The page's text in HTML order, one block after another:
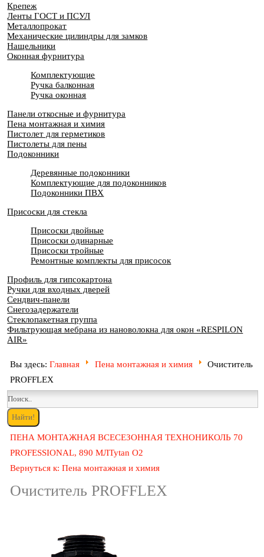
Крепеж
Ленты ГОСТ и ПСУЛ
Металлопрокат
Механические цилиндры для замков
Нащельники
Оконная фурнитура
Комплектующие
Ручка балконная
Ручка оконная
Панели откосные и фурнитура
Пена монтажная и химия
Пистолет для герметиков
Пистолеты для пены
Подоконники
Деревянные подоконники
Комплектующие для подоконников
Подоконники ПВХ
Присоски для стекла
Присоски двойные
Присоски одинарные
Присоски тройные
Ремонтные комплекты для присосок
Профиль для гипсокартона
Ручки для входных дверей
Сендвич-панели
Снегозадержатели
Стеклопакетная группа
Фильтрующая мебрана из нановолокна для окон «RESPILON
AIR»
Вы здесь:Главная Пена монтажная и химия
Очиститель
PROFFLEX
ПЕНА МОНТАЖНАЯ ВСЕСЕЗОННАЯ ТЕХНОНИКОЛЬ 70
PROFESSIONAL, 890 МЛTytan O2
Вернуться к: Пена монтажная и химия
Очиститель PROFFLEX